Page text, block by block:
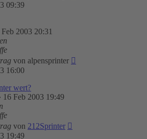
09:39
Feb 2003 20:31
von alpensprinter
16:00
wert?
16 Feb 2003 19:49
von 212Sprinter
19:49